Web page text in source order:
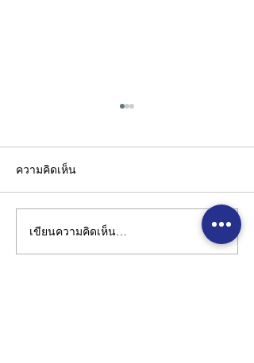
🚀 Fast Production, On-
Time Delivery!
ความคิดเห็น
เขียนความคิดเห็น…